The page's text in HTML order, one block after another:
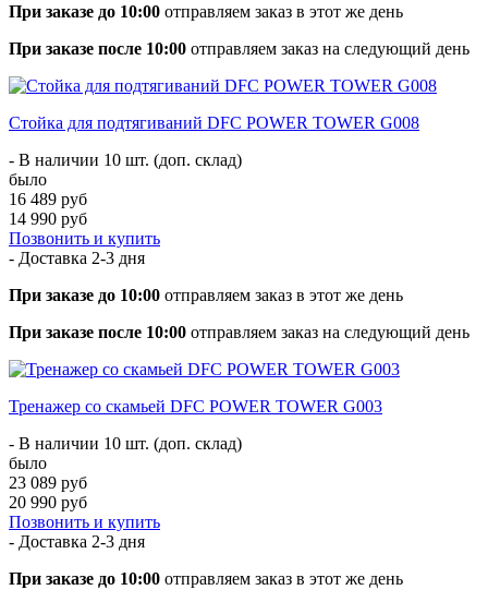
При заказе до 10:00 отправляем заказ в этот же день
При заказе после 10:00 отправляем заказ на следующий день
Стойка для подтягиваний DFC POWER TOWER G008
- В наличии 10 шт. (доп. склад)
было
16 489 руб
14 990 руб
Позвонить и купить
- Доставка 2-3 дня
При заказе до 10:00 отправляем заказ в этот же день
При заказе после 10:00 отправляем заказ на следующий день
Тренажер со скамьей DFC POWER TOWER G003
- В наличии 10 шт. (доп. склад)
было
23 089 руб
20 990 руб
Позвонить и купить
- Доставка 2-3 дня
При заказе до 10:00 отправляем заказ в этот же день